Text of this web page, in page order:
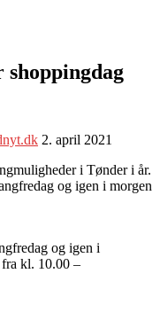
2. april 2021
i Tønder i år.
og igen i morgen
og igen i
fra kl. 10.00 –